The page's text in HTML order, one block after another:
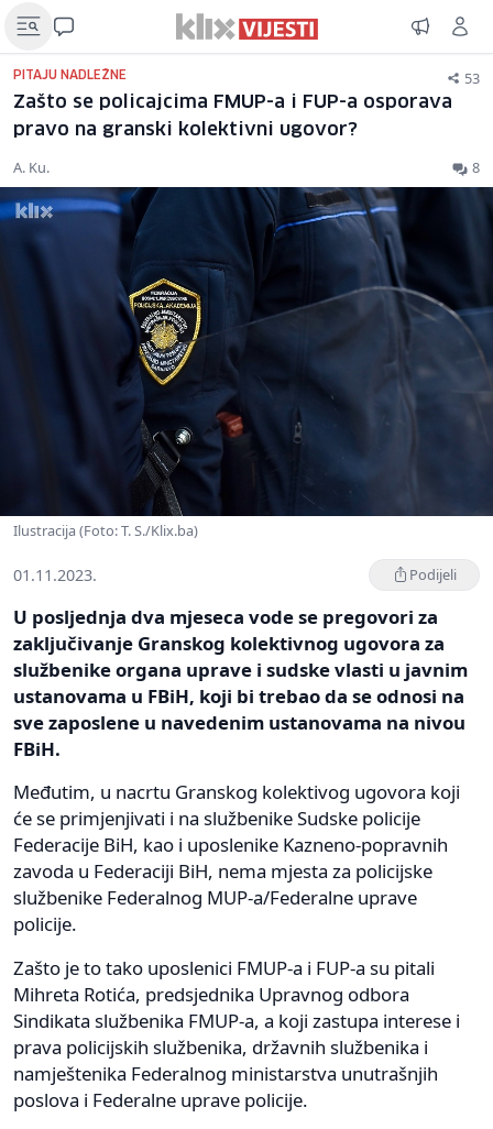
PITAJU NADLEŽNE 53
Zašto se policajcima FMUP-a i FUP-a osporava
pravo na granski kolektivni ugovor?
A. Ku. 8
Ilustracija (Foto: T. S./Klix.ba)
01.11.2023. Podijeli
U posljednja dva mjeseca vode se pregovori za
zaključivanje Granskog kolektivnog ugovora za
službenike organa uprave i sudske vlasti u javnim
ustanovama u FBiH, koji bi trebao da se odnosi na
sve zaposlene u navedenim ustanovama na nivou
FBiH.
Međutim, u nacrtu Granskog kolektivog ugovora koji
će se primjenjivati i na službenike Sudske policije
Federacije BiH, kao i uposlenike Kazneno-popravnih
zavoda u Federaciji BiH, nema mjesta za policijske
službenike Federalnog MUP-a/Federalne uprave
policije.
Zašto je to tako uposlenici FMUP-a i FUP-a su pitali
Mihreta Rotića, predsjednika Upravnog odbora
Sindikata službenika FMUP-a, a koji zastupa interese i
prava policijskih službenika, državnih službenika i
namještenika Federalnog ministarstva unutrašnjih
poslova i Federalne uprave policije.